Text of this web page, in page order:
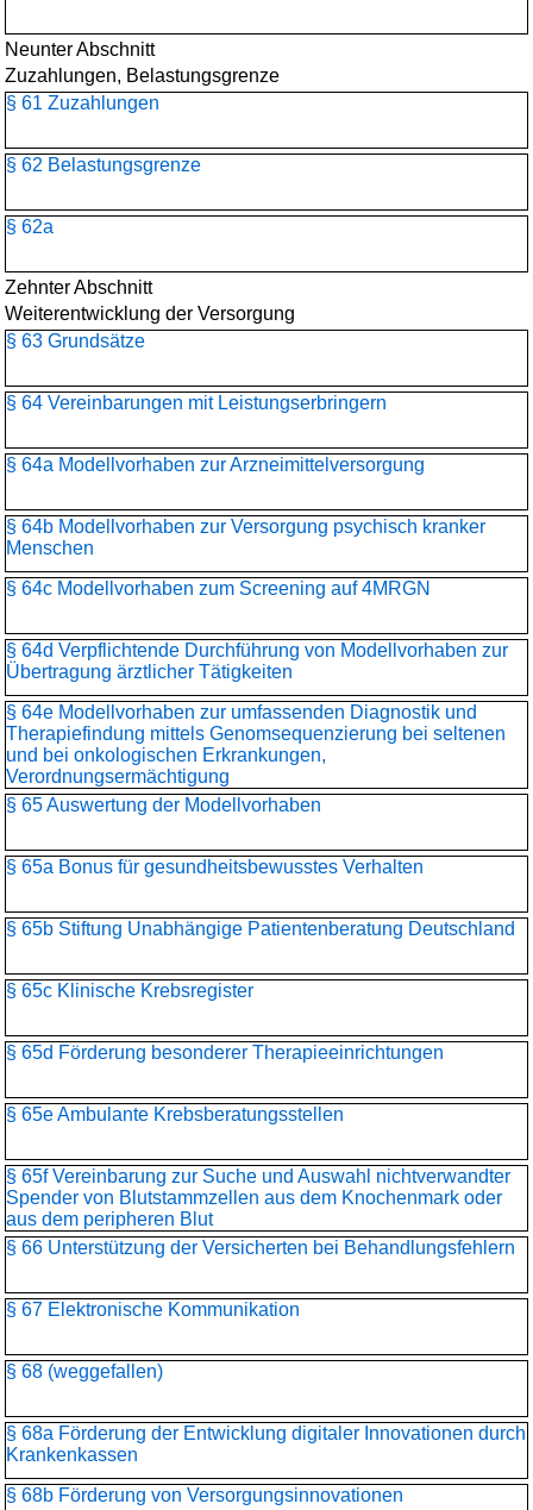
Neunter Abschnitt
Zuzahlungen, Belastungsgrenze
§ 61 Zuzahlungen
§ 62 Belastungsgrenze
§ 62a
Zehnter Abschnitt
Weiterentwicklung der Versorgung
§ 63 Grundsätze
§ 64 Vereinbarungen mit Leistungserbringern
§ 64a Modellvorhaben zur Arzneimittelversorgung
§ 64b Modellvorhaben zur Versorgung psychisch kranker
Menschen
§ 64c Modellvorhaben zum Screening auf 4MRGN
§ 64d Verpflichtende Durchführung von Modellvorhaben zur
Übertragung ärztlicher Tätigkeiten
§ 64e Modellvorhaben zur umfassenden Diagnostik und
Therapiefindung mittels Genomsequenzierung bei seltenen
und bei onkologischen Erkrankungen,
Verordnungsermächtigung
§ 65 Auswertung der Modellvorhaben
§ 65a Bonus für gesundheitsbewusstes Verhalten
§ 65b Stiftung Unabhängige Patientenberatung Deutschland
§ 65c Klinische Krebsregister
§ 65d Förderung besonderer Therapieeinrichtungen
§ 65e Ambulante Krebsberatungsstellen
§ 65f Vereinbarung zur Suche und Auswahl nichtverwandter
Spender von Blutstammzellen aus dem Knochenmark oder
aus dem peripheren Blut
§ 66 Unterstützung der Versicherten bei Behandlungsfehlern
§ 67 Elektronische Kommunikation
§ 68 (weggefallen)
§ 68a Förderung der Entwicklung digitaler Innovationen durch
Krankenkassen
§ 68b Förderung von Versorgungsinnovationen